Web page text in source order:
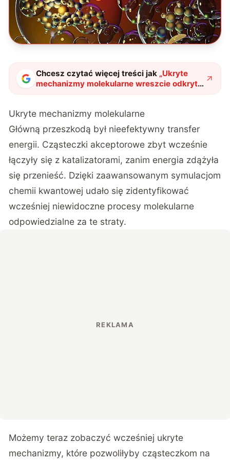
Chcesz czytać więcej treści jak „Ukryte
mechanizmy molekularne wreszcie odkryte.
Żelazo otworzy drogę do tańszego
Ukryte mechanizmy molekularne
Główną przeszkodą był nieefektywny transfer
energii. Cząsteczki akceptorowe zbyt wcześnie
łączyły się z katalizatorami, zanim energia zdążyła
się przenieść. Dzięki zaawansowanym symulacjom
chemii kwantowej udało się zidentyfikować
wcześniej niewidoczne procesy molekularne
odpowiedzialne za te straty.
Możemy teraz zobaczyć wcześniej ukryte
mechanizmy, które pozwoliłyby cząsteczkom na